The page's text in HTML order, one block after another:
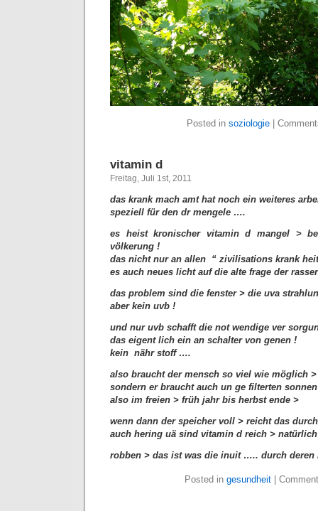
Posted in soziologie|
vitamin d
Freitag, Juli 1st, 2011
das krank mach amt hat noch ein weiteres
speziell für den dr mengele ….
es heist kronischer vitamin d mangel >
völkerung !
das nicht nur an allen “ zivilisations krank
es auch neues licht auf die alte frage der
das problem sind die fenster > die uva
aber kein uvb !
und nur uvb schafft die not wendige ver
das eigent lich ein an schalter von genen !
kein nähr stoff ….
also braucht der mensch so viel wie möglich
sondern er braucht auch un ge filterten
also im freien > früh jahr bis herbst ende >
wenn dann der speicher voll > reicht das
auch hering uä sind vitamin d reich >
robben > das ist was die inuit ….. durch deren
Posted in gesundheit